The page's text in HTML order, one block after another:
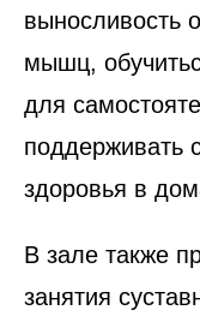
выносливость
мышц,
для
поддерживать
здоровья в
В зале также
занятия